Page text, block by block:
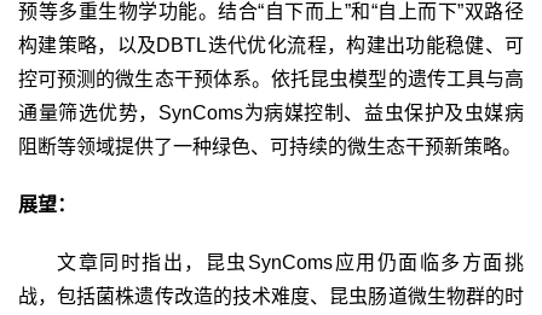
预等多重生物学功能。结合“自下而上”和“自上而下”双路径
构建策略，以及DBTL迭代优化流程，构建出功能稳健、可
控可预测的微生态干预体系。依托昆虫模型的遗传工具与高
通量筛选优势， SynComs为病媒控制、益虫保护及虫媒病
阻断等领域提供了一种绿色、可持续的微生态干预新策略。
展望：
文章同时指出，昆虫 SynComs应用仍面临多方面挑
战，包括菌株遗传改造的技术难度、昆虫肠道微生物群的时